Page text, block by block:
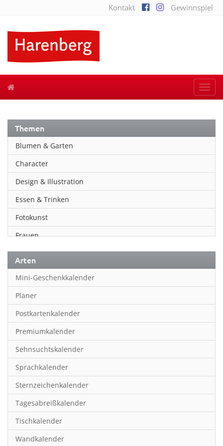
Kontakt Gewinnspiel
Themen
Blumen & Garten
Character
Design & Illustration
Essen & Trinken
Fotokunst
Frauen
Fußball
Geschichte
Humor & Cartoon
Inspiration & Entspannung
Inspiration & Spiritualität
Kinderkalender
Kunst
Länder & Städte
Landschaft & Natur
Lifestyle
Literatur
Arten
Mini-Geschenkkalender
Planer
Postkartenkalender
Premiumkalender
Sehnsuchtskalender
Sprachkalender
Sternzeichenkalender
Tagesabreißkalender
Tischkalender
Wandkalender